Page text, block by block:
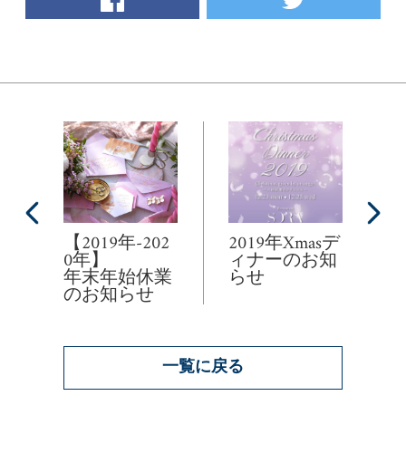
【2019年-202
0年】
年末年始休業
のお知らせ
一覧に戻る
2019年Xmasデ
ィナーのお知
らせ